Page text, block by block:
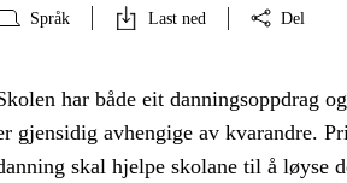
Språk Last ned Del
har både eit danningsoppdrag
gjensidig avhengige av kvarandre.
skal hjelpe skolane til å løyse